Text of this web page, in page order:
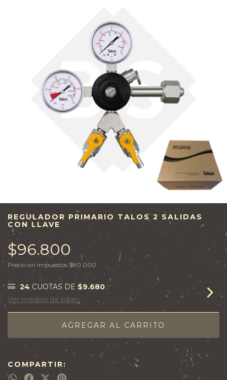
REGULADOR PRIMARIO TALOS 2 SALIDAS
CON LLAVE
$96.800
Precio sin impuestos $80.000
24 CUOTAS DE $9.680
Ver medios de pago
COMPARTIR: